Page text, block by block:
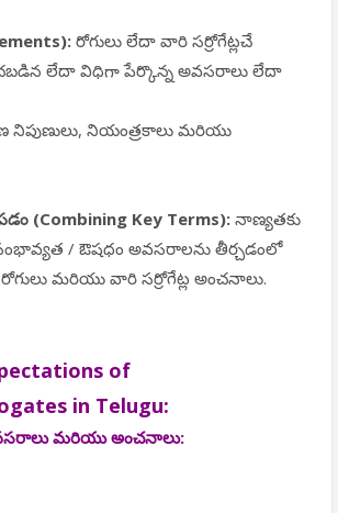
రోగులు లేదా వారి సర్రోగేట్లచే
లేదా విధిగా పేర్కొన్న అవసరాలు లేదా
నిపుణులు, నియంత్రకాలు మరియు
(Combining Key Terms): నాణ్యతకు
/ ఔషధం అవసరాలను తీర్చడంలో
మరియు వారి సర్రోగేట్ల అంచనాలు.
of
in Telugu:
మరియు అంచనాలు: